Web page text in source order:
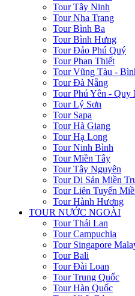
Tour Tây Ninh
Tour Nha Trang
Tour Bình Ba
Tour Bình Hưng
Tour Đảo Phú Quý
Tour Phan Thiết
Tour Vũng Tàu -
Tour Đà Nẵng
Tour Phú Yên - Quy
Tour Lý Sơn
Tour Sapa
Tour Hà Giang
Tour Hạ Long
Tour Ninh Bình
Tour Miền Tây
Tour Tây Nguyên
Tour Di Sản Miền
Tour Liên Tuyến
Tour Hành Hương
TOUR NƯỚC NGOÀI
Tour Thái Lan
Tour Campuchia
Tour Singapore
Tour Bali
Tour Đài Loan
Tour Trung Quốc
Tour Hàn Quốc